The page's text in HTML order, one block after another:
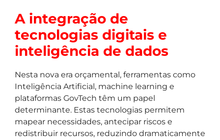
A integração de
tecnologias digitais e
inteligência de dados
Nesta nova era orçamental, ferramentas como
Inteligência Artificial, machine learning e
plataformas GovTech têm um papel
determinante. Estas tecnologias permitem
mapear necessidades, antecipar riscos e
redistribuir recursos, reduzindo dramaticamente